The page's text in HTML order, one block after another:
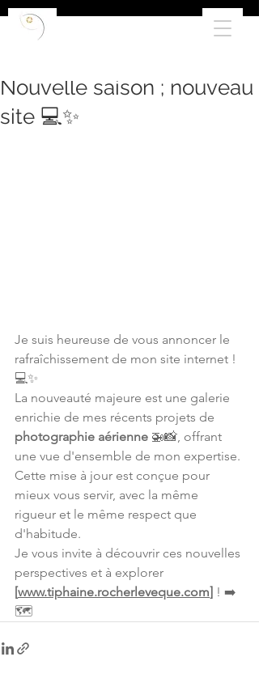
Nouvelle saison ; nouveau
site 💻✨
Je suis heureuse de vous annoncer le
rafraîchissement de mon site internet !
💻✨
La nouveauté majeure est une galerie
enrichie de mes récents projets de
photographie aérienne 🚁📸, offrant
une vue d'ensemble de mon expertise.
Cette mise à jour est conçue pour
mieux vous servir, avec la même
rigueur et le même respect que
d'habitude.
Je vous invite à découvrir ces nouvelles
perspectives et à explorer
[www.tiphaine.rocherleveque.com] ! ➡️
🗺️